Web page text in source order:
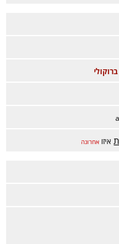
ברוקולי
איזו אחרונה